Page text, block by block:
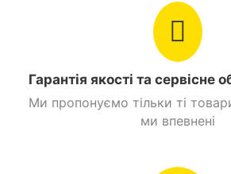
замовити мотоцикл Spark
ціною. У нас ви отримуєте
практикуючих райдерів,
Києві та по Україні та
допомогу в обслуговуванні.
16 у нас, ви робите правильний
надійного партнера та
Придбати Мотоцикл Spark
Гарантія якості та сервісне
Ми пропонуємо тільки ті
ми впевнені